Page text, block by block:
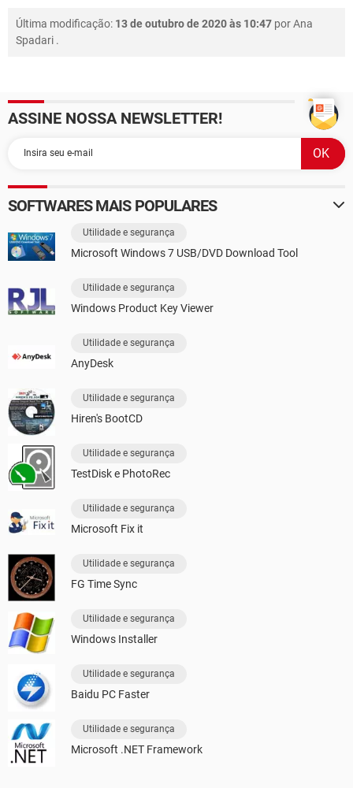
Última modificação: 13 de outubro de 2020 às 10:47 porAna
Spadari .
ASSINE NOSSA NEWSLETTER!
SOFTWARES MAIS POPULARES
Utilidade e segurança
Microsoft Windows 7 USB/DVD Download Tool
Utilidade e segurança
Windows Product Key Viewer
Utilidade e segurança
AnyDesk
Utilidade e segurança
Hiren's BootCD
Utilidade e segurança
TestDisk e PhotoRec
Utilidade e segurança
Microsoft Fix it
Utilidade e segurança
FG Time Sync
Utilidade e segurança
Windows Installer
Utilidade e segurança
Baidu PC Faster
Utilidade e segurança
Microsoft .NET Framework